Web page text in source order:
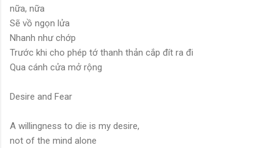
nữa, nữa
Sẽ vồ ngọn lửa
Nhanh như chớp
Trước khi cho phép tớ thanh thản cắp đít ra đi
Qua cánh cửa mở rộng
Desire and Fear
A willingness to die is my desire,
not of the mind alone